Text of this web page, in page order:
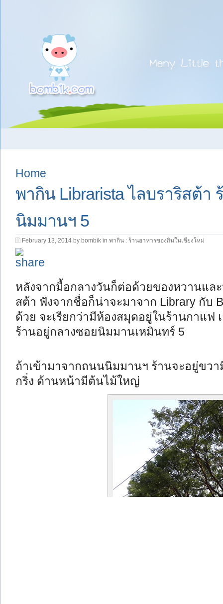
Home
พากิน Librarista ไลบราริสต้า
นิมมานฯ 5
February 13, 2014 by bombik in พากิน : ร้านอาหารของกินในเชียงใหม่
หลังจากมื้อกลางวันก็ต่อด้วยของหวานแล
สต้า ฟังจากชื่อก็น่าจะมาจาก Library กับ
ด้วย จะเรียกว่ามีห้องสมุดอยู่ในร้านกาแฟ
ร้านอยู่กลางซอยนิมมานเหมินทร์ 5
ถ้าเข้ามาจากถนนนิมมานฯ ร้านจะอยู่ขว
กริ่ง ด้านหน้ามีต้นไม้ใหญ่